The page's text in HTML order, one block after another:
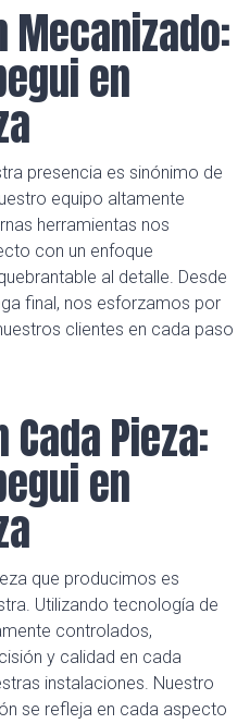
Mecanizado:
en
presencia es sinónimo de
equipo altamente
herramientas nos
con un enfoque
al detalle. Desde
final, nos esforzamos por
clientes en cada paso
Pieza:
en
que producimos es
Utilizando tecnología de
controlados,
y calidad en cada
instalaciones. Nuestro
se refleja en cada aspecto